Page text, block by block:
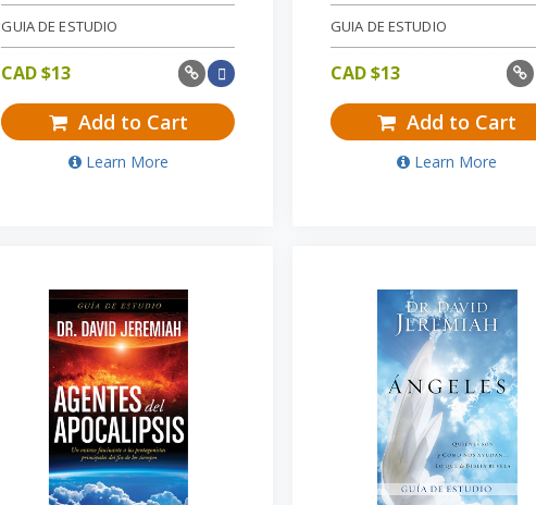
GUIA DE ESTUDIO
CAD $13
Add to Cart
Learn More
GUIA DE ESTUDIO
CAD $13
Add to Cart
Learn More